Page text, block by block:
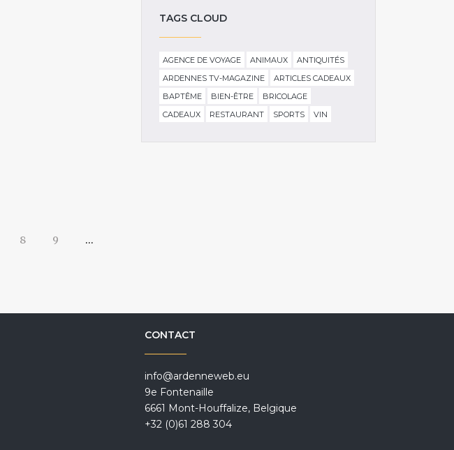
8 9
…
TAGS CLOUD
AGENCE DE VOYAGE ANIMAUX
ANTIQUITÉS
ARDENNES TV-MAGAZINE
ARTICLES CADEAUX
BAPTÊME
BIEN-ÊTRE
BRICOLAGE
CADEAUX
RESTAURANT SPORTS VIN
CONTACT
info@ardenneweb.eu
9e Fontenaille
6661 Mont-Houffalize, Belgique
+32 (0)61 288 304